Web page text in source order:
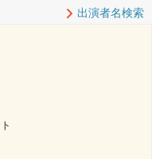
出演者名検索